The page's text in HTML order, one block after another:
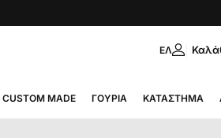
ΕΛΛΗΝΙΚΆ
CUSTOM MADE ΓΟΎΡΙΑ ΚΑΤΆΣΤΗΜΑ